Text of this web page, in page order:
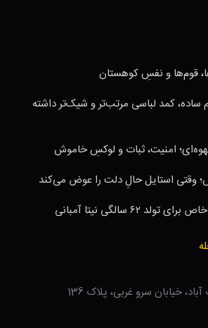
قوم‌ها و نفسِ کوهستان
ساده، کمد لباسی مرتب‌تر و شیک‌تر داشته
امنیت، ثبات و لوکسِ خاموش
وقتی استایل حالِ دلت را عوض می‌کند
۶۲ سالگی نیتا آمبانی
خیابان سرو غربی، پلاک 136